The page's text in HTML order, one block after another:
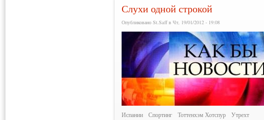
Слухи одной строкой
Опубликовано St.Saff в Чт, 19/01/2012 - 19:08
Испании
Спортинг Тоттенхэм Хотспур
Утрехт